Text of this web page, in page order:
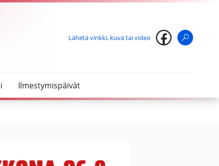
Lähetä vinkki, kuva tai video
Ilmestymispäivät